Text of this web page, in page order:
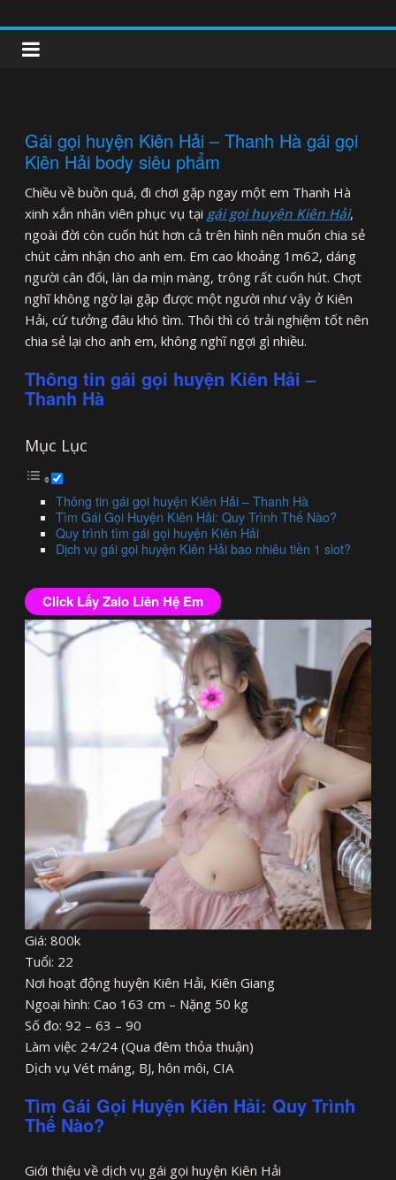
to
content
clipnonglive.com
Gái gọi huyện Kiên Hải – Thanh Hà gái gọi
Kiên Hải body siêu phẩm
Chiều về buồn quá, đi chơi gặp ngay một em Thanh Hà
xinh xắn nhân viên phục vụ tại gái gọi huyện Kiên Hải,
ngoài đời còn cuốn hút hơn cả trên hình nên muốn chia sẻ
chút cảm nhận cho anh em. Em cao khoảng 1m62, dáng
người cân đối, làn da mịn màng, trông rất cuốn hút. Chợt
nghĩ không ngờ lại gặp được một người như vậy ở Kiên
Hải, cứ tưởng đâu khó tìm. Thôi thì có trải nghiệm tốt nên
chia sẻ lại cho anh em, không nghĩ ngợi gì nhiều.
Thông tin gái gọi huyện Kiên Hải –
Thanh Hà
Mục Lục
Thông tin gái gọi huyện Kiên Hải – Thanh Hà
Tìm Gái Gọi Huyện Kiên Hải: Quy Trình Thế Nào?
Quy trình tìm gái gọi huyện Kiên Hải
Dịch vụ gái gọi huyện Kiên Hải bao nhiêu tiền 1 slot?
Click Lấy Zalo Liên Hệ Em
Giá: 800k
Tuổi: 22
Nơi hoạt động huyện Kiên Hải, Kiên Giang
Ngoại hình: Cao 163 cm – Nặng 50 kg
Số đo: 92 – 63 – 90
Làm việc 24/24 (Qua đêm thỏa thuận)
Dịch vụ Vét máng, BJ, hôn môi, CIA
Tìm Gái Gọi Huyện Kiên Hải: Quy Trình
Thế Nào?
Giới thiệu về dịch vụ gái gọi huyện Kiên Hải